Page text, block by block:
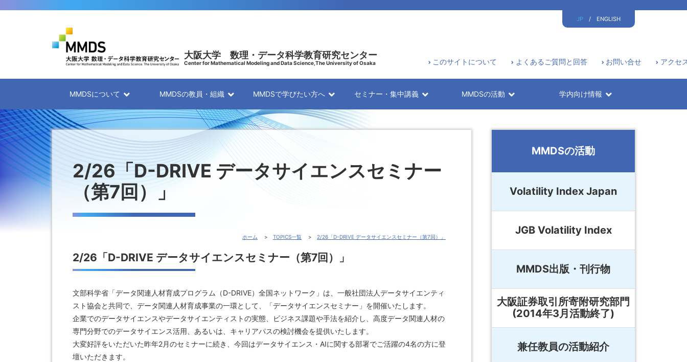
JP / ENGLISH
大阪大学 数理・データ科学教育研究センター
Center for Mathematical Modeling and Data Science,The University of Osaka このサイトについて よくあるご質問と回答 お問い合せ アクセ
MMDSについて MMDSの教員・組織 MMDSで学びたい方へ セミナー・集中講義 MMDSの活動 学内向け情報
2/26「D-DRIVE データサイエンスセミナー
（第7回）」
ホーム TOPICS一覧 2/26「D-DRIVE データサイエンスセミナー（第7回）」
2/26「D-DRIVE データサイエンスセミナー（第7回）」
文部科学省「データ関連人材育成プログラム（D-DRIVE）全国ネットワーク」は、一般社団法人データサイエンティ
スト協会と共同で、データ関連人材育成事業の一環として、「データサイエンスセミナー」を開催いたします。
企業でのデータサイエンスやデータサイエンティストの実態、ビジネス課題や手法を紹介し、高度データ関連人材の
専門分野でのデータサイエンス活用、あるいは、キャリアパスの検討機会を提供いたします。
大変好評をいただいた昨年2月のセミナーに続き、今回はデータサイエンス・AIに関する部署でご活躍の4名の方に登
壇いただきます。
MMDSの活動
Volatility Index Japan
JGB Volatility Index
MMDS出版・刊行物
大阪証券取引所寄附研究部門
(2014年3月活動終了)
兼任教員の活動紹介